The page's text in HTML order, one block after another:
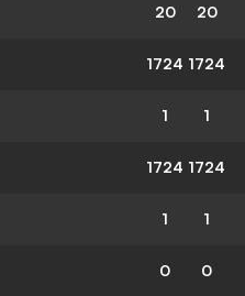
20 20
1724 1724
1 1
1724 1724
1 1
0 0